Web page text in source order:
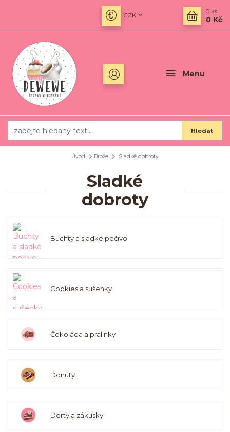
Menu
CZK
Hledat
0 ks
0 Kč
Úvod Brože Sladké dobroty
Sladké
dobroty
Buchty a sladké pečivo
Cookies a sušenky
Čokoláda a pralinky
Donuty
Dorty a zákusky